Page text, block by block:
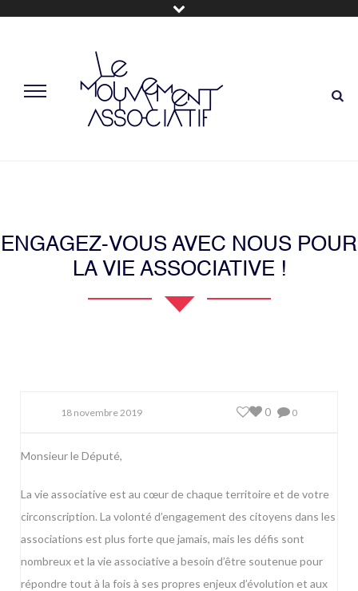
ENGAGEZ-VOUS AVEC NOUS POUR
LA VIE ASSOCIATIVE !
18 novembre 2019 0
0
Monsieur le Député,
La vie associative est au cœur de chaque territoire et de votre
circonscription. La volonté d’engagement des citoyens dans les
associations est plus forte que jamais, mais les défis sont
nombreux et la vie associative a besoin d’être soutenue pour
répondre tout à la fois à ses propres enjeux d’évolution et aux